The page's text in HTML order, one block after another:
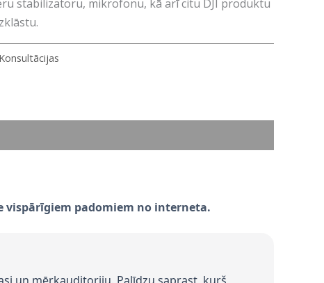
stabilizatoru, mikrofonu, kā arī citu DJI produktu
vispārīgiem padomiem no interneta.
un mērķauditoriju. Palīdzu saprast, kurš